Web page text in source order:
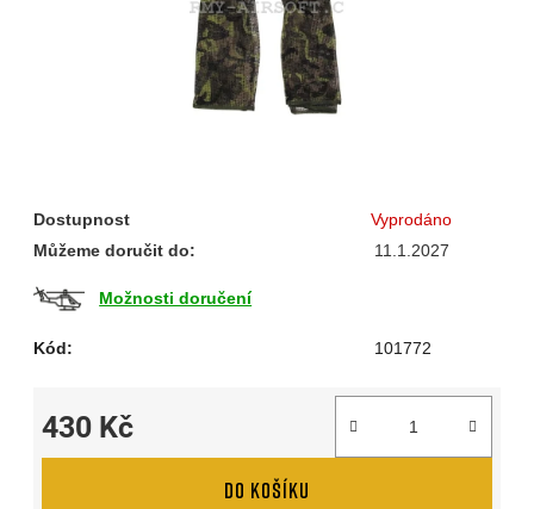
Dostupnost
Vyprodáno
Můžeme doručit do:
11.1.2027
Možnosti doručení
Kód: 101772
430 Kč
Měrná cena:
DO KOŠÍKU